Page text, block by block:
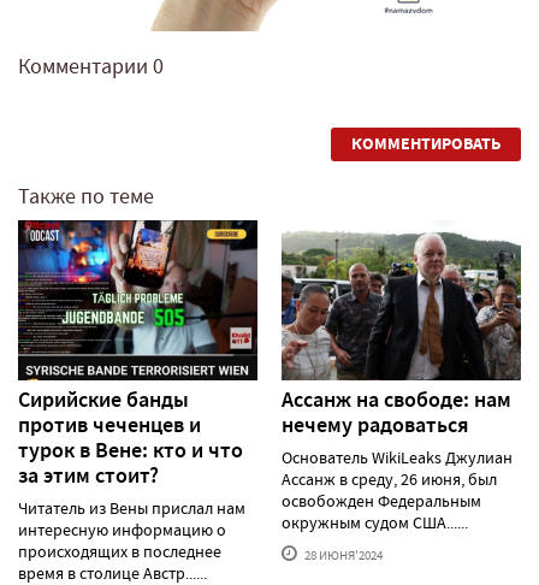
Комментарии 0
КОММЕНТИРОВАТЬ
Также по теме
Сирийские банды
против чеченцев и
турок в Вене: кто и что
за этим стоит?
Читатель из Вены прислал нам
интересную информацию о
происходящих в последнее
время в столице Австр......
Ассанж на свободе: нам
нечему радоваться
Основатель WikiLeaks Джулиан
Ассанж в среду, 26 июня, был
освобожден Федеральным
окружным судом США......
28 ИЮНЯ'2024